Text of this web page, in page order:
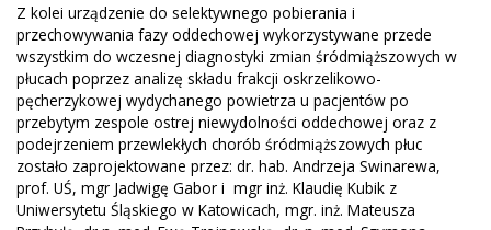
Z kolei urządzenie do selektywnego pobierania i
przechowywania fazy oddechowej wykorzystywane przede
wszystkim do wczesnej diagnostyki zmian śródmiąższowych w
płucach poprzez analizę składu frakcji oskrzelikowo-
pęcherzykowej wydychanego powietrza u pacjentów po
przebytym zespole ostrej niewydolności oddechowej oraz z
podejrzeniem przewlekłych chorób śródmiąższowych płuc
zostało zaprojektowane przez: dr. hab. Andrzeja Swinarewa,
prof. UŚ, mgr Jadwigę Gabor i mgr inż. Klaudię Kubik z
Uniwersytetu Śląskiego w Katowicach, mgr. inż. Mateusza